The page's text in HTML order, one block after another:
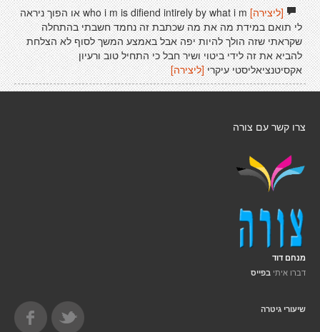
[ליצירה]
who i m is difiend intirely by what i m או הפוך ניראה
לי תואם במידת מה את מה שכתבת זה נחמד חשבתי בהתחלה
שקראתי שזה הולך להיות יפה אבל באמצע המשך לסוף לא הצלחת
להביא את זה לידי ביטוי ושיר חבל כי התחיל טוב ורעיון
אקסיטנציאליסטי עיקרי[ליצירה]
צרו קשר עם צורה
מנחם דוד
דברו איתי בפייס
שיעורי גיטרה